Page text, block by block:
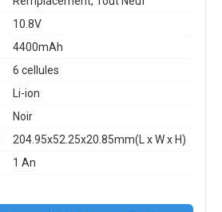
10.8V
4400mAh
6 cellules
Li-ion
Noir
204.95x52.25x20.85mm(L x W x H)
1 An